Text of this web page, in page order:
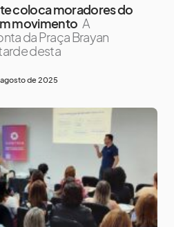
coloca moradores do
movimento A
da Praça Brayan
desta
agosto de 2025